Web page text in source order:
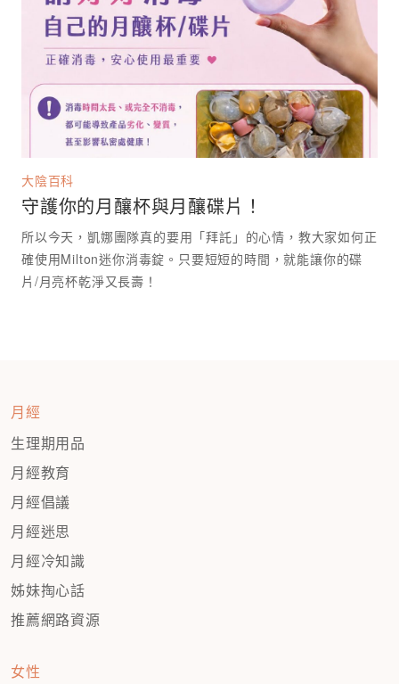
大陰百科
守護你的月釀杯與月釀碟片！
所以今天，凱娜團隊真的要用「拜託」的心情，教大家如何正
確使用Milton迷你消毒錠。只要短短的時間，就能讓你的碟
月經
生理期用品
月經教育
月經倡議
月經迷思
月經冷知識
姊妹掏心話
推薦網路資源
女性